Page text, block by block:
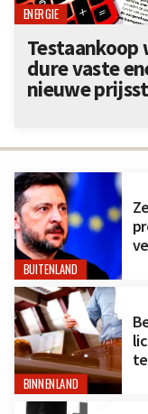
BUITENLAND
BINNENLAND
ENERGIE
dure vaste
nieuwe